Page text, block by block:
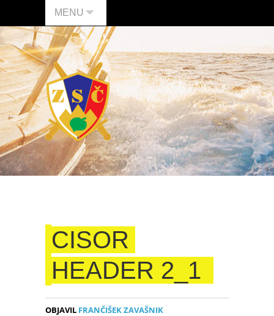
MENU
CISOR
HEADER 2_1
OBJAVIL FRANČIŠEK ZAVAŠNIK